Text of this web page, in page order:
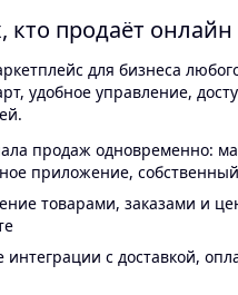
кто продаёт онлайн
для бизнеса
удобное управление,
продаж одновременно:
приложение,
товарами, заказами и
интеграции с доставкой,